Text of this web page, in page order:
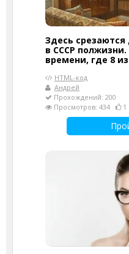
Здесь
в СССР
времени, где 8
HTML-код
Андрей
Прохождений: 200
Просмотров: 434
1